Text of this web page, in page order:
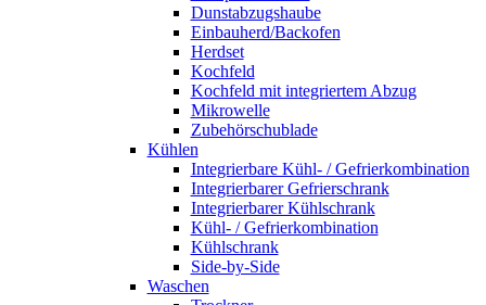
Dunstabzugshaube
Einbauherd/Backofen
Herdset
Kochfeld
Kochfeld mit integriertem Abzug
Mikrowelle
Zubehörschublade
Kühlen
Integrierbare Kühl- / Gefrierkombination
Integrierbarer Gefrierschrank
Integrierbarer Kühlschrank
Kühl- / Gefrierkombination
Kühlschrank
Side-by-Side
Waschen